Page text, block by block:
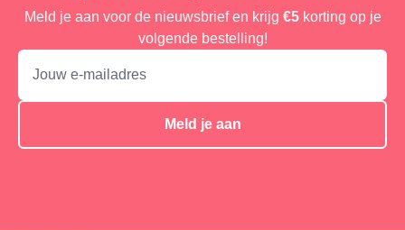
Meld je aan voor de nieuwsbrief en krijg €5korting op je
volgende bestelling!
Meld je aan